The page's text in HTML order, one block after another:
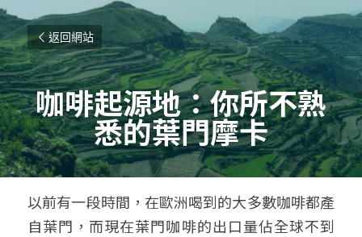
返回網站
咖啡起源地：你所不熟
悉的葉門摩卡
以前有一段時間，在歐洲喝到的大多數咖啡都產
自葉門，而現在葉門咖啡的出口量佔全球不到